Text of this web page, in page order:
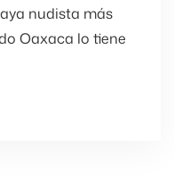
nudista más
Oaxaca lo tiene